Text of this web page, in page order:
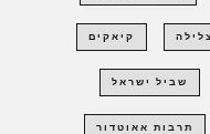
צלילה קיאקים
שביל ישראל
תרבות אאוטדור